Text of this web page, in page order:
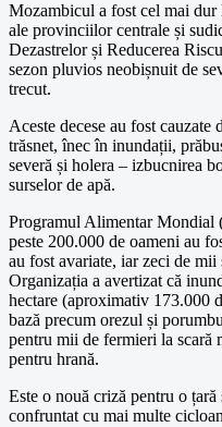
Mozambicul a fost cel mai
ale provinciilor centrale și
Dezastrelor și Reducerea
sezon pluvios neobișnuit de
trecut.
Aceste decese au fost
trăsnet, înec în inundații,
severă și holera – izbucnirea
surselor de apă.
Programul Alimentar Mondial
peste 200.000 de oameni au
au fost avariate, iar zeci de mii
Organizația a avertizat că
hectare (aproximativ 173.000
bază precum orezul și
pentru mii de fermieri la scară
pentru hrană.
Este o nouă criză pentru o țară
confruntat cu mai multe